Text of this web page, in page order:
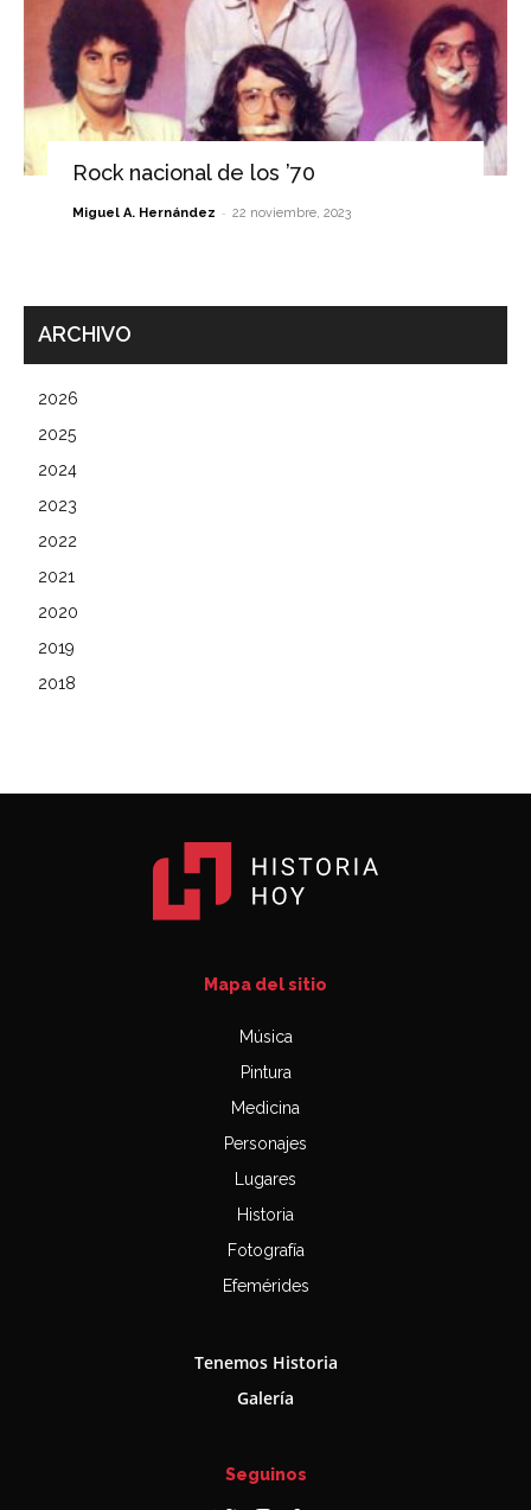
Rock nacional de los ’70
Miguel A. Hernández - 22 noviembre, 2023
ARCHIVO
2026
2025
2024
2023
2022
2021
2020
2019
2018
Mapa del sitio
Música
Pintura
Medicina
Personajes
Lugares
Historia
Fotografía
Efemérides
Tenemos Historia
Galería
Seguinos